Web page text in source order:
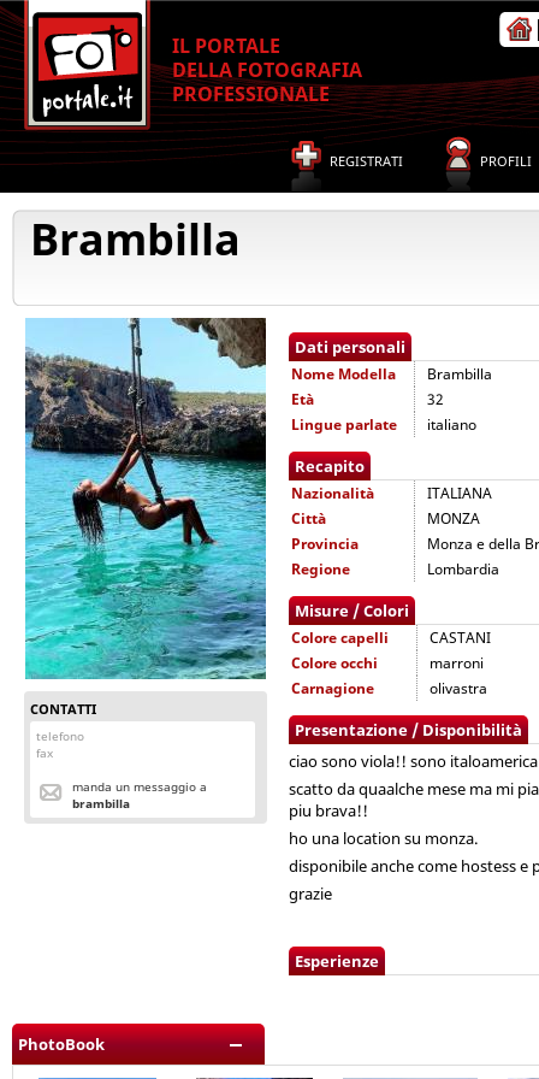
IL PORTALE
DELLA FOTOGRAFIA
PROFESSIONALE
REGISTRATI PROFILI
Brambilla
CONTATTI
telefono
fax
manda un messaggio a
brambilla
Dati personali
Nome Modella
Brambilla
Età
32
Lingue parlate
italiano
Recapito
Nazionalità
ITALIANA
Città
MONZA
Provincia
Monza e della
Regione
Lombardia
Misure / Colori
Colore capelli
CASTANI
Colore occhi
marroni
Carnagione
olivastra
Presentazione / Disponibilità
ciao sono viola!! sono
scatto da quaalche mese ma mi
piu brava!!
ho una location su monza.
disponibile anche come hostess e
grazie
Esperienze
PhotoBook